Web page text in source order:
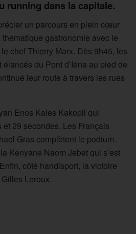
running dans la capitale.
un parcours en plein cœur
gastronomie avec le
chef Thierry Marx. Dès 9h45, les
du Pont d’Iéna au pied de
leur route à travers les rues
Enos Kales Kakopil qui
et 29 secondes. Les Français
Gras complètent le podium.
Kenyane Naom Jebet qui s’est
côté handisport, la victoire
Leroux.